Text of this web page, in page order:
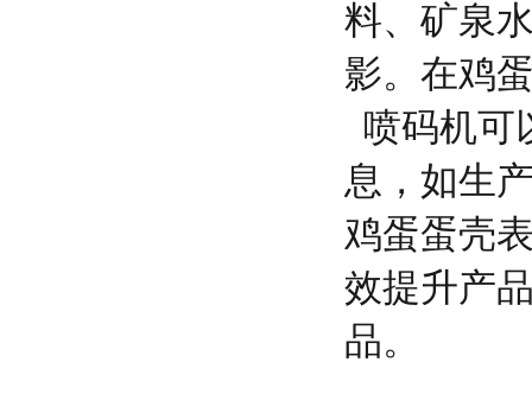
料、矿泉
影。 在鸡
喷码机可
息，如生
鸡蛋蛋壳
效提升产
品。